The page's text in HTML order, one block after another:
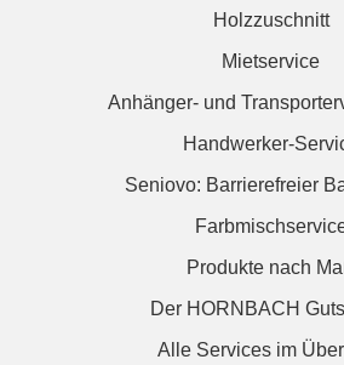
Holzzuschnitt
Mietservice
Anhänger- und
Handwerker-
Seniovo: Barrierefreier
Produkte nach
Der HORNBACH
Alle Services im